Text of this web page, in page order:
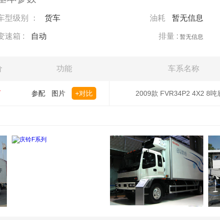
型级别 ： 货车 油耗 暂无信息
速箱 : 自动 排量 : 暂无信息
功能 车系名称
参配 图片 +对比 2009款 FVR34P2 4X2 8吨